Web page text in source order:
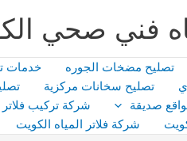
فني صحي
تصليح مضخات الجوره خدمات
تصليح سخانات مركزية
صديقة شركة تركيب فلاتر
شركة فلاتر المياه الكويت